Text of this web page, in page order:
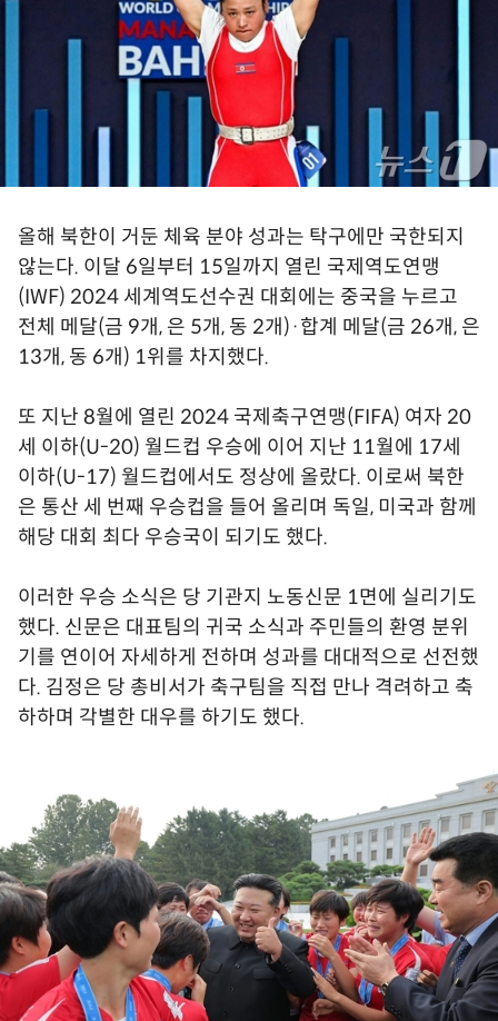
올해 북한이 거둔 체육 분야 성과는 탁구에만 국한되지
않는다. 이달 6일부터 15일까지 열린 국제역도연맹
(IWF) 2024 세계역도선수권 대회에는 중국을 누르고
전체 메달(금 9개, 은 5개, 동 2개)·합계 메달(금 26개, 은
13개, 동 6개) 1위를 차지했다.
또 지난 8월에 열린 2024 국제축구연맹(FIFA) 여자 20
세 이하(U-20) 월드컵 우승에 이어 지난 11월에 17세
이하(U-17) 월드컵에서도 정상에 올랐다. 이로써 북한
은 통산 세 번째 우승컵을 들어 올리며 독일, 미국과 함께
해당 대회 최다 우승국이 되기도 했다.
이러한 우승 소식은 당 기관지 노동신문 1면에 실리기도
했다. 신문은 대표팀의 귀국 소식과 주민들의 환영 분위
기를 연이어 자세하게 전하며 성과를 대대적으로 선전했
다. 김정은 당 총비서가 축구팀을 직접 만나 격려하고 축
하하며 각별한 대우를 하기도 했다.